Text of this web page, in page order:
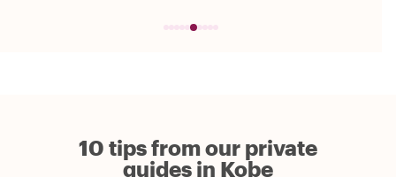
10 tips from our private
guides in Kobe